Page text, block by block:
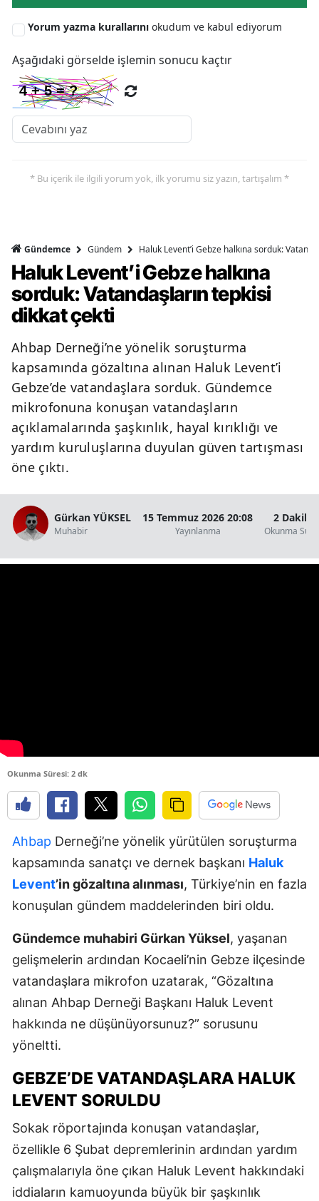
Yorum yazma kurallarını okudum ve kabul ediyorum
Aşağıdaki görselde işlemin sonucu kaçtır
* Bu içerik ile ilgili yorum yok, ilk yorumu siz yazın, tartışalım *
Gündemce Gündem Haluk Levent’i Gebze halkına sorduk:
Haluk Levent’i Gebze halkına
sorduk: Vatandaşların tepkisi
dikkat çekti
Ahbap Derneği’ne yönelik soruşturma
kapsamında gözaltına alınan Haluk Levent’i
Gebze’de vatandaşlara sorduk. Gündemce
mikrofonuna konuşan vatandaşların
açıklamalarında şaşkınlık, hayal kırıklığı ve
yardım kuruluşlarına duyulan güven tartışması
öne çıktı.
Gürkan YÜKSEL
Muhabir
15 Temmuz 2026 20:08
Yayınlanma
2 Dakika
Okunma
Okunma Süresi: 2 dk
Ahbap Derneği’ne yönelik yürütülen soruşturma
kapsamında sanatçı ve dernek başkanı Haluk
Levent’in gözaltına alınması, Türkiye’nin en fazla
konuşulan gündem maddelerinden biri oldu.
Gündemce muhabiri Gürkan Yüksel, yaşanan
gelişmelerin ardından Kocaeli’nin Gebze ilçesinde
vatandaşlara mikrofon uzatarak, “Gözaltına
alınan Ahbap Derneği Başkanı Haluk Levent
hakkında ne düşünüyorsunuz?” sorusunu
yöneltti.
GEBZE’DE VATANDAŞLARA HALUK
LEVENT SORULDU
Sokak röportajında konuşan vatandaşlar,
özellikle 6 Şubat depremlerinin ardından yardım
çalışmalarıyla öne çıkan Haluk Levent hakkındaki
iddiaların kamuoyunda büyük bir şaşkınlık